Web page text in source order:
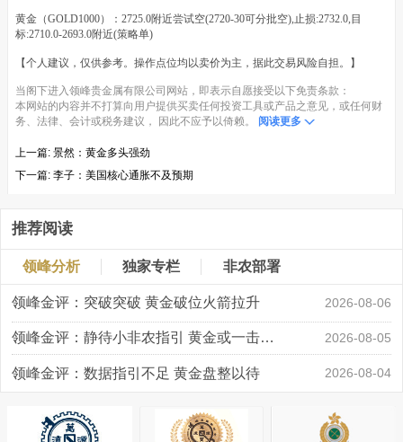
黄金（GOLD1000）：2725.0附近尝试空(2720-30可分批空),止损:2732.0,目
标:2710.0-2693.0附近(策略单)
【个人建议，仅供参考。操作点位均以卖价为主，据此交易风险自担。】
当阁下进入领峰贵金属有限公司网站，即表示自愿接受以下免责条款：
本网站的内容并不打算向用户提供买卖任何投资工具或产品之意见，或任何财
务、法律、会计或税务建议， 因此不应予以倚赖。
阅读更多
上一篇: 景然：黄金多头强劲
下一篇: 李子：美国核心通胀不及预期
推荐阅读
领峰分析 独家专栏 非农部署
领峰金评：突破突破 黄金破位火箭拉升 2026-08-06
领峰金评：静待小非农指引 黄金或一击破局 2026-08-05
领峰金评：数据指引不足 黄金盘整以待 2026-08-04